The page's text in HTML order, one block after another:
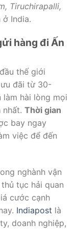
Tiruchirapalli,
ở India.
hàng đi Ấn
thế giới
đãi từ 30-
làm hài lòng mọi
nhất. Thời gian
bay ngay
việc để đến
nghành vận
tục hải quan
cước cạnh
Indiapost là
doanh nghiệp,